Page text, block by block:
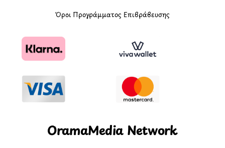
Όροι Προγράμματος Επιβράβευσης
OramaMedia Network